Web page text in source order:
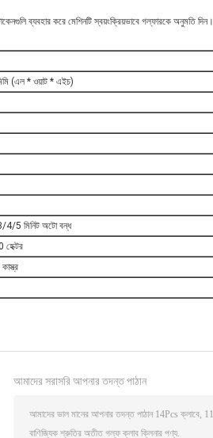
ব্যবহার করে মেশিনটি স্বয়ংক্রিয়ভাবে গল্ফারকে অনুমতি দিন।
(এল * ওয়াট * এইচ)
4/5 মিনিট অটো বন্ধ
আমাদের সরাসরি আপনার তদন্ত পাঠান